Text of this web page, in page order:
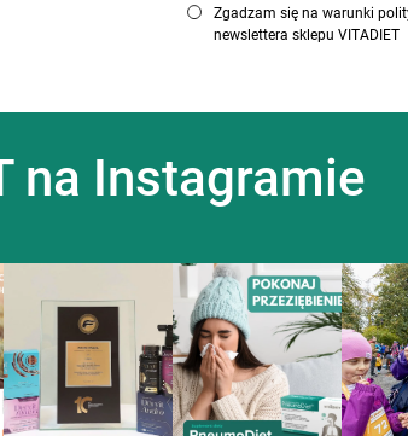
Zgadzam się na warunki polityki prywatności
newslettera sklepu VITADIET
na Instagramie